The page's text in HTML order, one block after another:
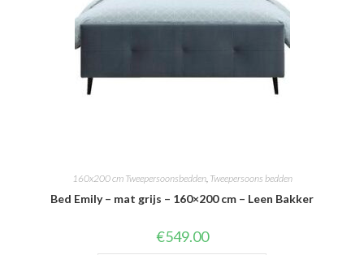
160x200 cm Tweepersoonsbedden, Tweepersoons bedden
Bed Emily – mat grijs – 160×200 cm – Leen Bakker
€549.00